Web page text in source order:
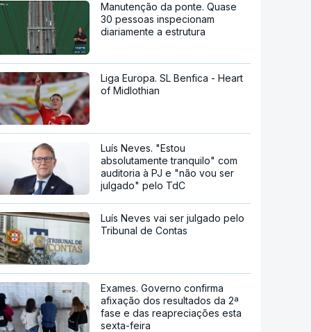
Manutenção da ponte. Quase
30 pessoas inspecionam
diariamente a estrutura
Liga Europa. SL Benfica - Heart
of Midlothian
Luís Neves. "Estou
absolutamente tranquilo" com
auditoria à PJ e "não vou ser
julgado" pelo TdC
Luís Neves vai ser julgado pelo
Tribunal de Contas
Exames. Governo confirma
afixação dos resultados da 2ª
fase e das reapreciações esta
sexta-feira